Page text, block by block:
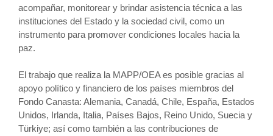
acompañar, monitorear y brindar asistencia técnica a las
instituciones del Estado y la sociedad civil, como un
instrumento para promover condiciones locales hacia la
paz.
El trabajo que realiza la MAPP/OEA es posible gracias al
apoyo político y financiero de los países miembros del
Fondo Canasta: Alemania, Canadá, Chile, España, Estados
Unidos, Irlanda, Italia, Países Bajos, Reino Unido, Suecia y
Türkiye; así como también a las contribuciones de